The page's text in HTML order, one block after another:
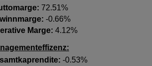
72.51%
-0.66%
Marge: 4.12%
-0.53%